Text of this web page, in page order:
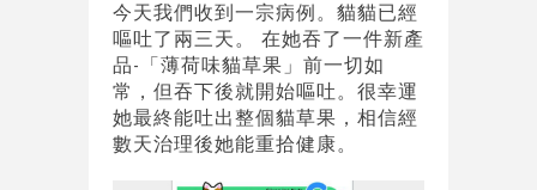
今天我們收到一宗病例。貓貓已經
嘔吐了兩三天。 在她吞了一件新產
品-「薄荷味貓草果」前一切如
常，但吞下後就開始嘔吐。很幸運
她最終能吐出整個貓草果，相信經
數天治理後她能重拾健康。